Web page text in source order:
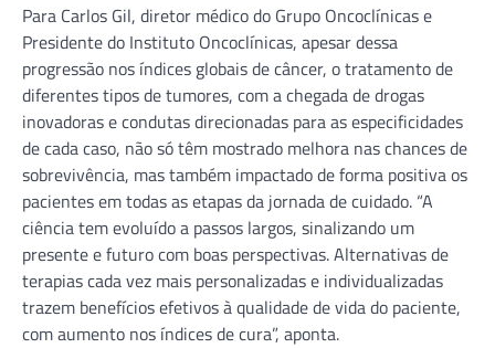
Para Carlos Gil, diretor médico do Grupo Oncoclínicas e
Presidente do Instituto Oncoclínicas, apesar dessa
progressão nos índices globais de câncer, o tratamento de
diferentes tipos de tumores, com a chegada de drogas
inovadoras e condutas direcionadas para as especificidades
de cada caso, não só têm mostrado melhora nas chances de
sobrevivência, mas também impactado de forma positiva os
pacientes em todas as etapas da jornada de cuidado. “A
ciência tem evoluído a passos largos, sinalizando um
presente e futuro com boas perspectivas. Alternativas de
terapias cada vez mais personalizadas e individualizadas
trazem benefícios efetivos à qualidade de vida do paciente,
com aumento nos índices de cura”, aponta.